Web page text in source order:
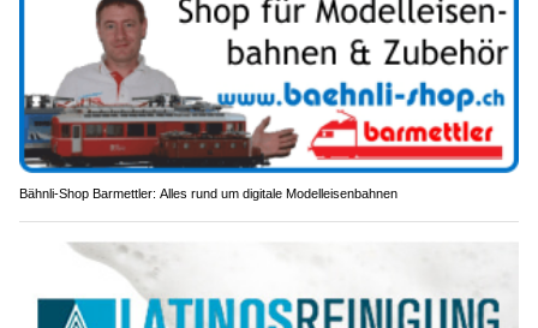
Bähnli-Shop Barmettler: Alles rund um digitale Modelleisenbahnen